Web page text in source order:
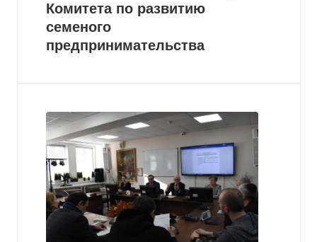
Комитета по развитию
семеного
предпринимательства